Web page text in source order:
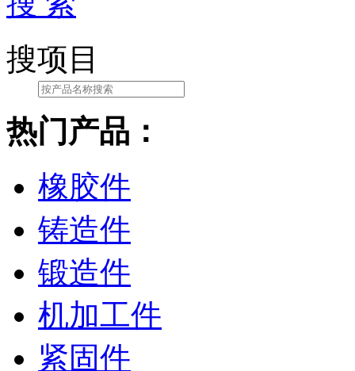
搜项目
热门产品：
橡胶件
铸造件
锻造件
机加工件
紧固件